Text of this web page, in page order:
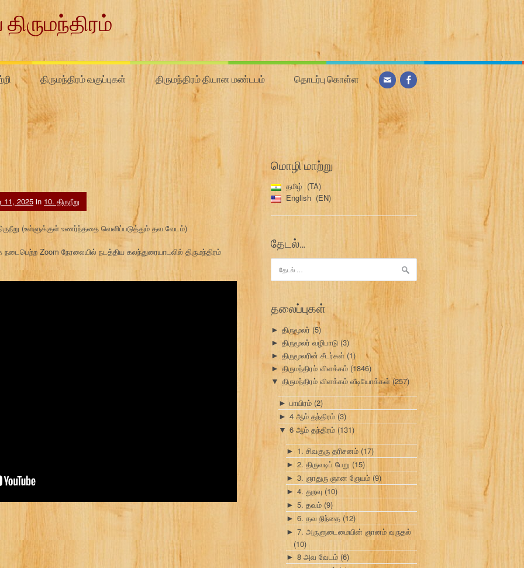
திருமந்திரம் வகுப்புகள் திருமந்திரம் தியான மண்டபம் தொடர்பு கொள்ள
11, 2025 in 10. திருநீறு
(உள்ளுக்குள் உணர்ந்ததை வெளிப்படுத்தும் தவ வேடம்)
Zoom நேரலையில் நடத்திய கலந்துரையாடலில் திருமந்திரம்
மொழி மாற்று
தமிழ்
TA
English
EN
தேடல்…
தேடு:
தலைப்புகள்
► திருமூலர் (5)
► திருமூலர் வழிபாடு (3)
► திருமூலரின் சீடர்கள் (1)
► திருமந்திரம் விளக்கம் (1846)
▼ திருமந்திரம் விளக்கம் வீடியோக்கள்(257)
► பாயிரம் (2)
► 4 ஆம் தந்திரம் (3)
▼ 6 ஆம் தந்திரம் (131)
► 1. சிவகுரு தரிசனம் (17)
► 2. திருவடிப் பேறு (15)
► 3. ஞாதுரு ஞான ஞேயம் (9)
► 4. துறவு (10)
► 5. தவம் (9)
► 6. தவ நிந்தை (12)
► 7. அருளுடைமையின் ஞானம் வருதல்
(10)
► 8 அவ வேடம் (6)